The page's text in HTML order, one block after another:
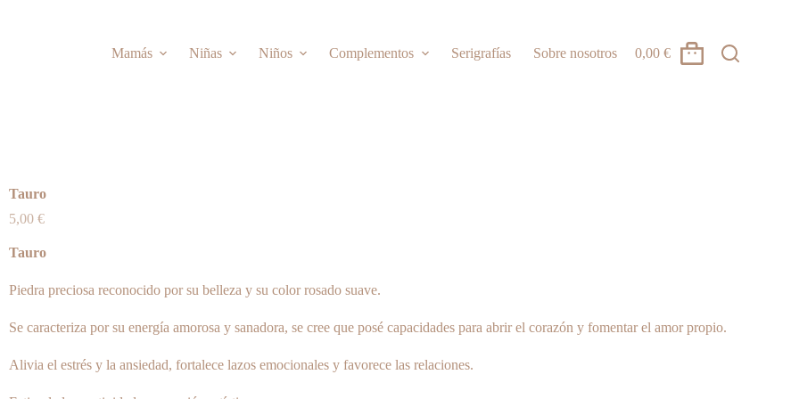
Mamás Niñas Niños Complementos Serigrafías Sobre nosotros
Carro
0,00 €
Tauro
5,00€
Tauro
Piedra preciosa reconocido por su belleza y su color rosado suave.
Se caracteriza por su energía amorosa y sanadora, se cree que posé capacidades para abrir el corazón y fomentar el amor propio.
Alivia el estrés y la ansiedad, fortalece lazos emocionales y favorece las relaciones.